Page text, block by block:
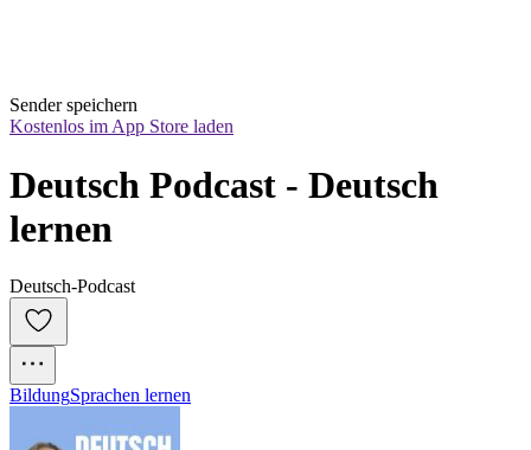
Sender speichern
Kostenlos im App Store laden
Deutsch Podcast - Deutsch
lernen
Deutsch-Podcast
BildungSprachen lernen